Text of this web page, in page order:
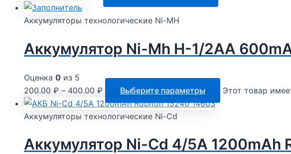
Аккумуляторы технологические Ni-MH
Аккумулятор Ni-Mh H-1/2AA
Оценка 0 из 5
200.00 ₽ – 400.00 ₽ Выберите параметры Этот товар
Аккумуляторы технологические Ni-Cd
Аккумулятор Ni-Cd 4/5A 1200mAh